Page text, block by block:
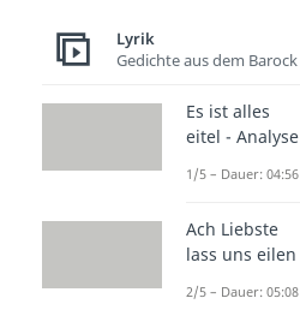
Lyrik
Gedichte aus dem Barock
Es ist alles
eitel - Analyse
1/5 – Dauer: 04:56
Ach Liebste
lass uns eilen
2/5 – Dauer: 05:08